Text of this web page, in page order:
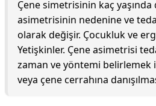
Çene simetrisinin kaç
asimetrisinin nedenine ve
olarak değişir. Çocukluk ve
Yetişkinler. Çene asimetrisi
zaman ve yöntemi
veya çene cerrahına